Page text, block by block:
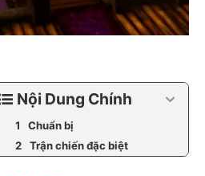
Nội Dung Chính
Chuẩn bị
Trận chiến đặc biệt